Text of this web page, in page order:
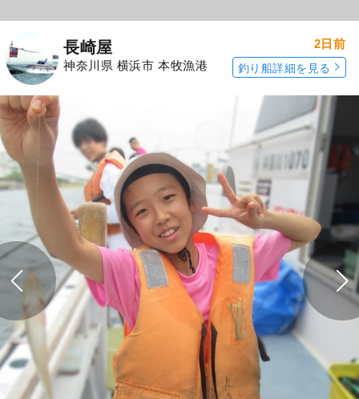
長崎屋
神奈川県 横浜市 本牧漁港
2日前
釣り船詳細を見る